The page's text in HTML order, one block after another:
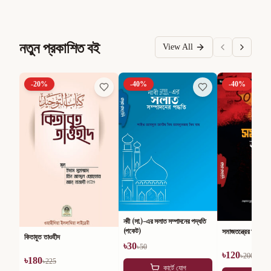
নতুন প্রকাশিত বই View All
-20%
কিতাবুত তাওহীদ
৳180৳225
-40%
নবী (সা.)-এর সলাত সম্পাদনের পদ্ধতি
(পকেট)
৳30৳50
কার্টে যোগ
-40%
সমাজতন্ত্রের অসারতা
৳120৳200